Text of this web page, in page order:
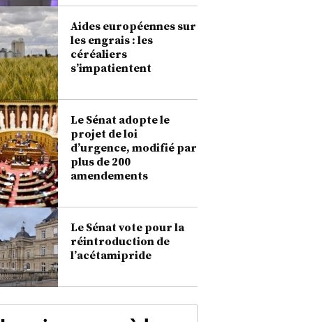
Aides européennes sur
les engrais : les
céréaliers
s’impatientent
Le Sénat adopte le
projet de loi
d’urgence, modifié par
plus de 200
amendements
Le Sénat vote pour la
réintroduction de
l’acétamipride